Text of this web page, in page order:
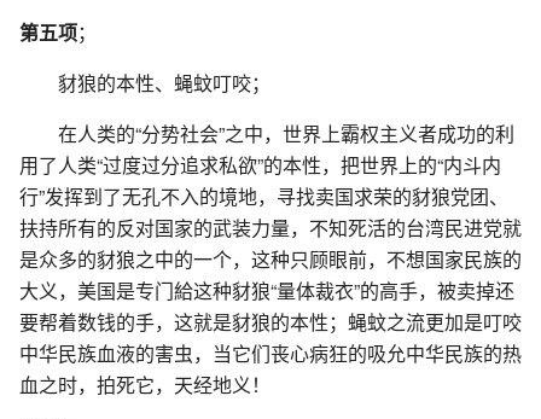
第五项；
豺狼的本性、蝇蚊叮咬；
在人类的“分势社会”之中，世界上霸权主义者成功的利
用了人类“过度过分追求私欲”的本性，把世界上的“内斗内
行”发挥到了无孔不入的境地，寻找卖国求荣的豺狼党团、
扶持所有的反对国家的武装力量，不知死活的台湾民进党就
是众多的豺狼之中的一个，这种只顾眼前，不想国家民族的
大义，美国是专门給这种豺狼“量体裁衣”的高手，被卖掉还
要帮着数钱的手，这就是豺狼的本性；蝇蚊之流更加是叮咬
中华民族血液的害虫，当它们丧心病狂的吸允中华民族的热
血之时，拍死它，天经地义！